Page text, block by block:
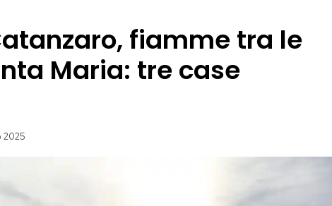
fiamme tra le
Maria: tre case
2025